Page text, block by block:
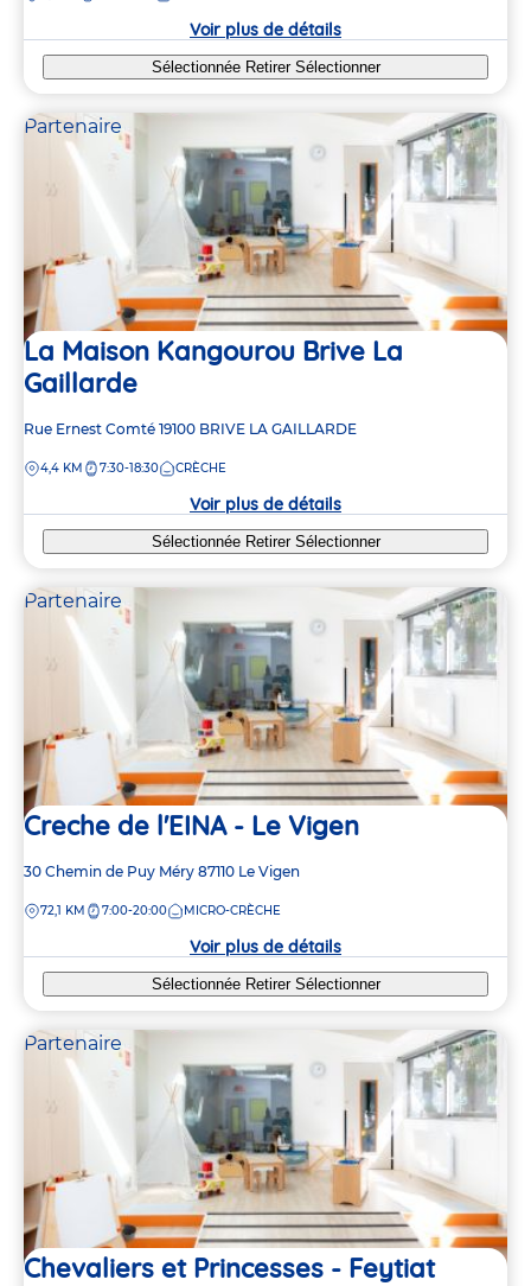
Voir plus de détails
Sélectionnée Retirer Sélectionner
Partenaire
La Maison Kangourou Brive La
Gaillarde
Adresse
la
Rue Ernest Comté 19100 BRIVE LA GAILLARDE
DISTANCE
4,4 KM 7:30-18:30 CRÈCHE
Voir plus de détails
Sélectionnée Retirer Sélectionner
Partenaire
Creche de l'EINA - Le Vigen
Adresse
la
30 Chemin de Puy Méry 87110 Le Vigen
DISTANCE
72,1 KM 7:00-20:00 MICRO-CRÈCHE
Voir plus de détails
Sélectionnée Retirer Sélectionner
Partenaire
Chevaliers et Princesses - Feytiat